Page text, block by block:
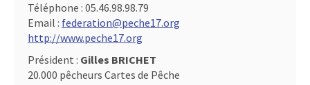
Téléphone : 05.46.98.98.79
Email : federation@peche17.org
http://www.peche17.org
Président : Gilles BRICHET
20.000 pêcheurs Cartes de Pêche